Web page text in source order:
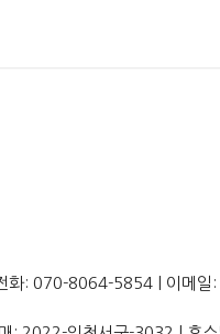
전화: 070-8064-5854 | 이메